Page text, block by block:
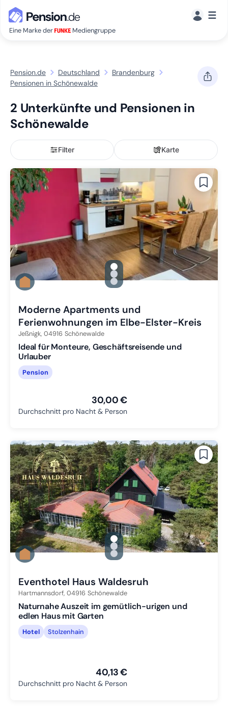
Eine Marke der Mediengruppe
☰
Pension.de Deutschland
Brandenburg
Pensionen in Schönewalde
2 Unterkünfte und Pensionen in
Schönewalde
Filter Karte
gallery.slide_selector
Zu Slide 1 wechseln
Zu Slide 2 wechseln
Zu Slide 3 wechseln
Moderne Apartments und
Ferienwohnungen im Elbe-Elster-Kreis
Jeßnigk, 04916 Schönewalde
Ideal für Monteure, Geschäftsreisende und
Urlauber
Pension
30,00 €
Durchschnitt pro Nacht & Person
gallery.slide_selector
Zu Slide 1 wechseln
Zu Slide 2 wechseln
Zu Slide 3 wechseln
Eventhotel Haus Waldesruh
Hartmannsdorf, 04916 Schönewalde
Naturnahe Auszeit im gemütlich-urigen und
edlen Haus mit Garten
Hotel Stolzenhain
40,13 €
Durchschnitt pro Nacht & Person